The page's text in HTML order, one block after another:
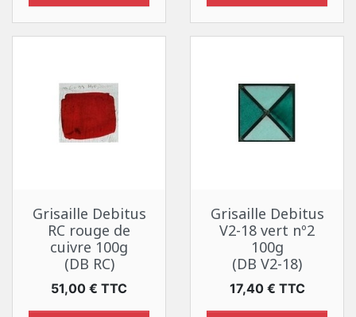
Grisaille Debitus
RC rouge de
cuivre 100g
(DB RC)
Prix
51,00 € TTC
Grisaille Debitus
V2-18 vert nº2
100g
(DB V2-18)
Prix
17,40 € TTC